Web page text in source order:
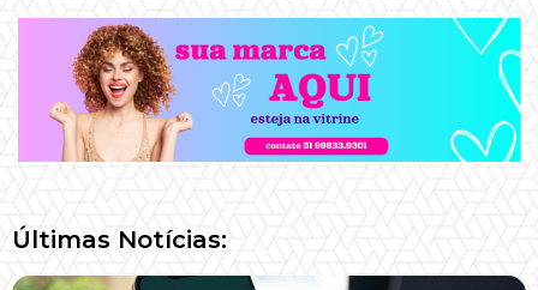
Últimas Notícias: